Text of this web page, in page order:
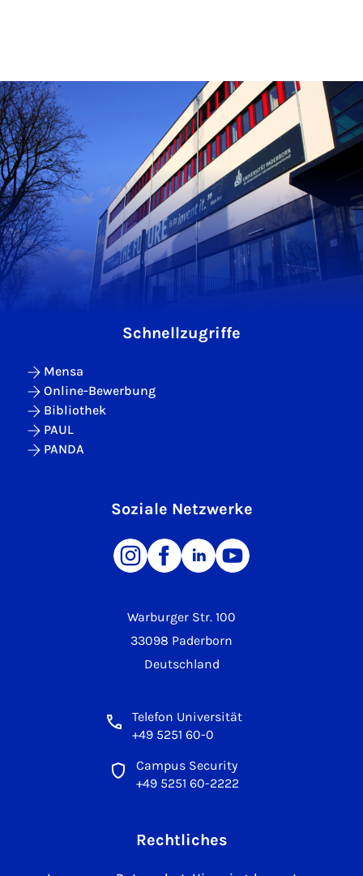
Warburger Str. 100
33098 Paderborn
Deutschland
Telefon Universität
+49 5251 60-0
Campus Security
+49 5251 60-2222
Schnellzugriffe
Mensa
Online-Bewerbung
Bibliothek
PAUL
PANDA
Soziale Netzwerke
Rechtliches